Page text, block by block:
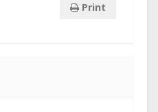
Print